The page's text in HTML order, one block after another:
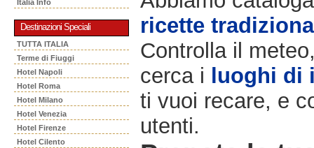
Italia Info
Destinazioni Speciali
TUTTA ITALIA
Terme di Fiuggi
Hotel Napoli
Hotel Roma
Hotel Milano
Hotel Venezia
Hotel Firenze
Hotel Cilento
ricette
Controlla il
cerca i luoghi di
ti vuoi recare, e
utenti.